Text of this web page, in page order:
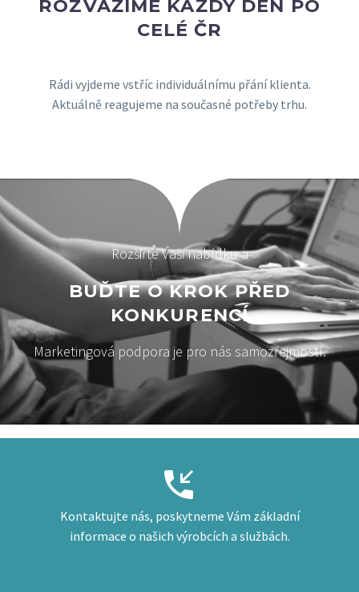
ROZVÁŽÍME KAŽDÝ DEN PO
CELÉ ČR
Rádi vyjdeme vstříc individuálnímu přání klienta.
Aktuálně reagujeme na současné potřeby trhu.
Rozšiřte Vaši nabídku a
BUĎTE O KROK PŘED
KONKURENCÍ
Marketingová podpora je pro nás samozřejmostí.


Kontaktujte nás, poskytneme Vám základní
informace o našich výrobcích a službách.